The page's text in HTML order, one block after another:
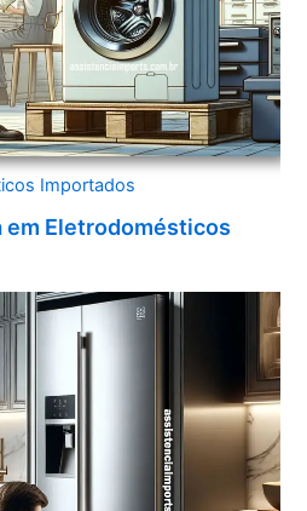
Importados
Eletrodomésticos